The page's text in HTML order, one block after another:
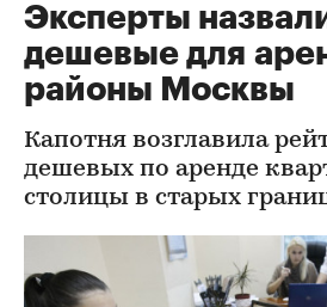
Эксперты
дешевые для
районы Москвы
Капотня возглавила
дешевых по аренде
столицы в старых